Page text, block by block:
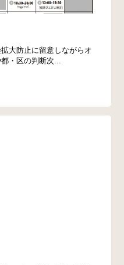
大防止に留意しながらオ
・区の判断次...